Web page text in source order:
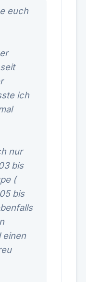
euch
ich
nur
bis
(
bis
einen